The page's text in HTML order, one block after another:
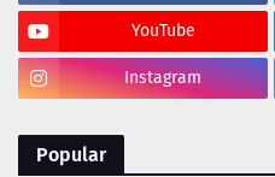
YouTube
Instagram
Popular